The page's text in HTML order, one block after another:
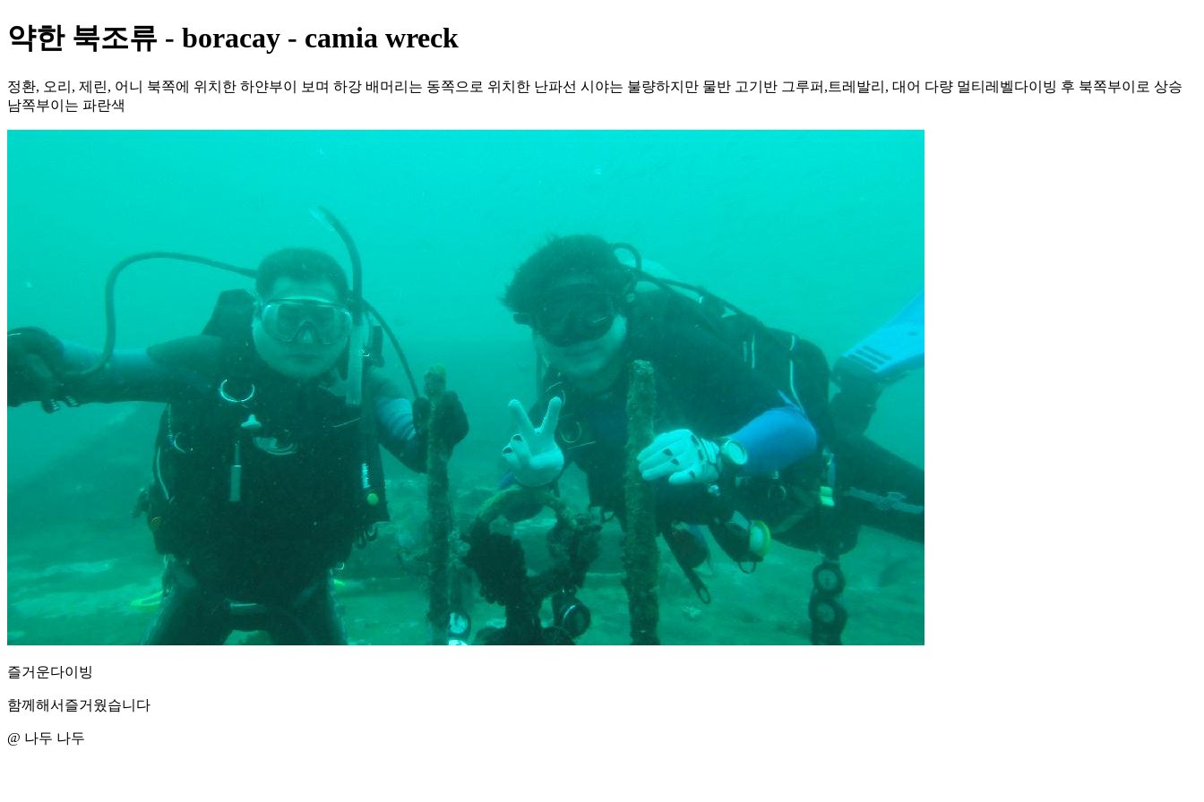
약한 북조류 - boracay - camia wreck
정환, 오리, 제린, 어니 북쪽에 위치한 하얀부이 보며 하강 배머리는 동쪽으로 위치한 난파선 시야는 불량하지만 물반 고기반 그루퍼,트레발리, 대어 다량 멀티레벨다이빙 후 북쪽부이로 상승
남쪽부이는 파란색
즐거운다이빙
함께해서즐거웠습니다
@ 나두 나두